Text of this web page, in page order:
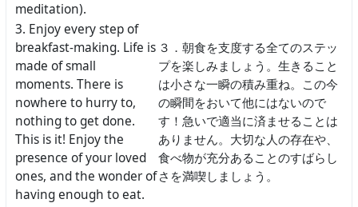
meditation).
3. Enjoy every step of
breakfast-making. Life is
made of small
moments. There is
nowhere to hurry to,
nothing to get done.
This is it! Enjoy the
presence of your loved
ones, and the wonder of
having enough to eat.
３．朝食を支度する全てのステッ
プを楽しみましょう。生きること
は小さな一瞬の積み重ね。この今
の瞬間をおいて他にはないので
す！急いで適当に済ませることは
ありません。大切な人の存在や、
食べ物が充分あることのすばらし
さを満喫しましょう。